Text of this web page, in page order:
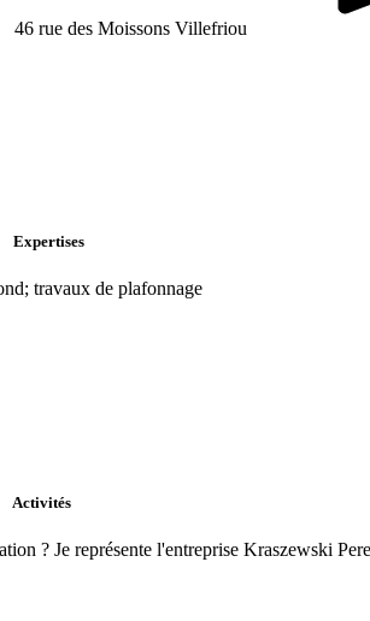
46 rue des Moissons Villefriou
Expertises
travaux de plafonnage
Activités
? Je représente l'entreprise Kraszewski